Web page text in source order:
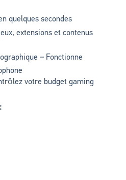
quelques secondes
extensions et contenus
– Fonctionne
votre budget gaming